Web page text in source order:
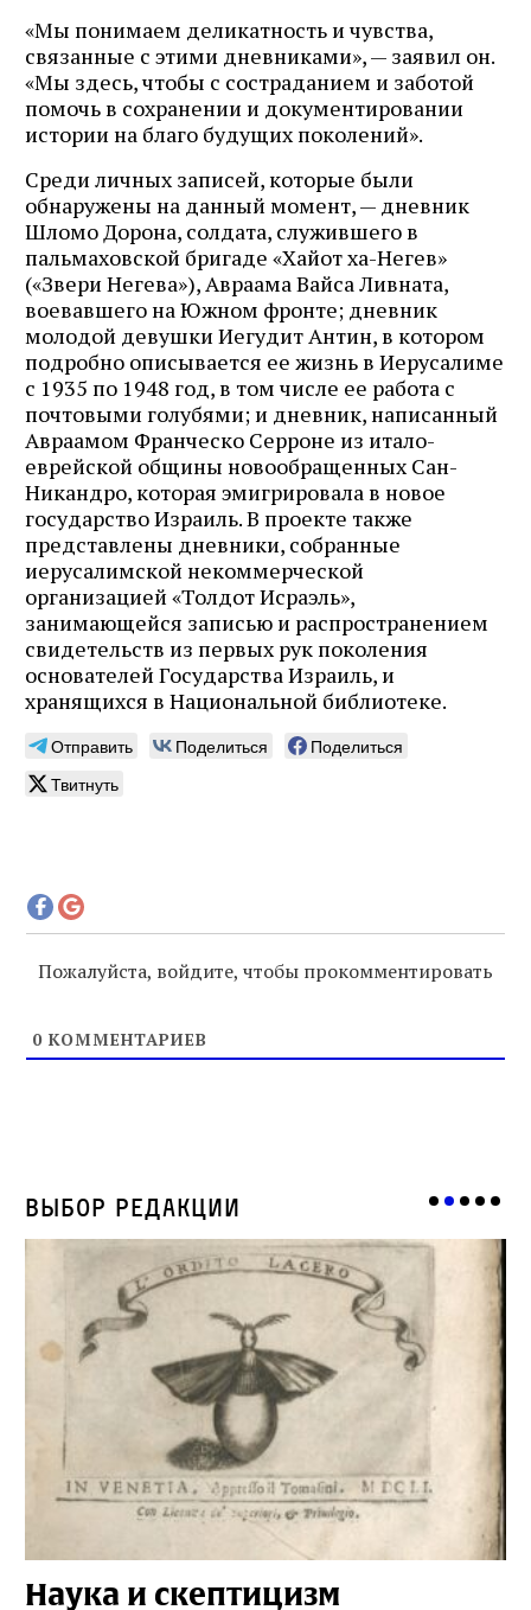
«Мы понимаем деликатность и чувства,
связанные с этими дневниками», — заявил он.
«Мы здесь, чтобы с состраданием и заботой
помочь в сохранении и документировании
истории на благо будущих поколений».
Среди личных записей, которые были
обнаружены на данный момент, — дневник
Шломо Дорона, солдата, служившего в
пальмаховской бригаде «Хайот ха-Негев»
(«Звери Негева»), Авраама Вайса Ливната,
воевавшего на Южном фронте; дневник
молодой девушки Иегудит Антин, в котором
подробно описывается ее жизнь в Иерусалиме
с 1935 по 1948 год, в том числе ее работа с
почтовыми голубями; и дневник, написанный
Авраамом Франческо Серроне из итало-
еврейской общины новообращенных Сан-
Никандро, которая эмигрировала в новое
государство Израиль. В проекте также
представлены дневники, собранные
иерусалимской некоммерческой
организацией «Толдот Исраэль»,
занимающейся записью и распространением
свидетельств из первых рук поколения
основателей Государства Израиль, и
хранящихся в Национальной библиотеке.
Отправить Поделиться
Поделиться
Твитнуть
Пожалуйста, войдите, чтобы прокомментировать
0 КОММЕНТАРИЕВ
Выбор редакции
Наука и скептицизм